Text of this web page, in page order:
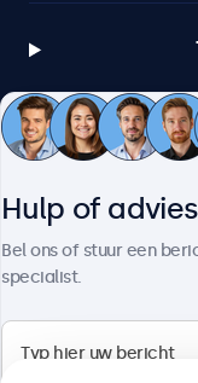
Hulp of
Bel ons of stuur een
specialist.